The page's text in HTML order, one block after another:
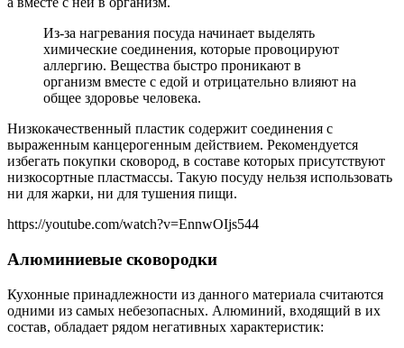
Из-за нагревания посуда начинает выделять
химические соединения, которые провоцируют
аллергию. Вещества быстро проникают в
организм вместе с едой и отрицательно влияют на
общее здоровье человека.
Низкокачественный пластик содержит соединения с
выраженным канцерогенным действием. Рекомендуется
избегать покупки сковород, в составе которых присутствуют
низкосортные пластмассы. Такую посуду нельзя использовать
ни для жарки, ни для тушения пищи.
https://youtube.com/watch?v=EnnwOIjs544
Алюминиевые сковородки
Кухонные принадлежности из данного материала считаются
одними из самых небезопасных. Алюминий, входящий в их
состав, обладает рядом негативных характеристик: